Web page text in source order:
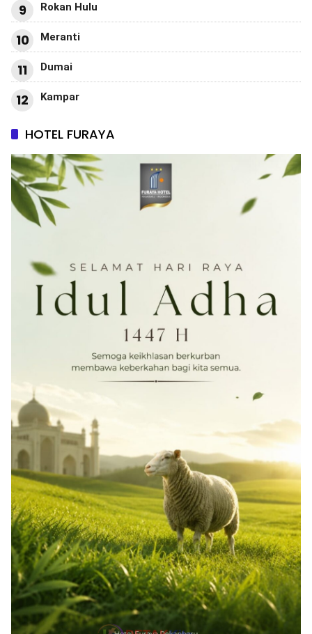
9 Rokan Hulu
10 Meranti
11 Dumai
12 Kampar
HOTEL FURAYA